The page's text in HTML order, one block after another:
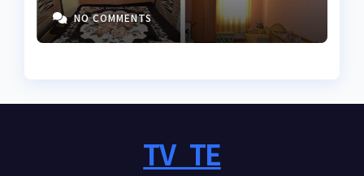
NO COMMENTS
TV_TE